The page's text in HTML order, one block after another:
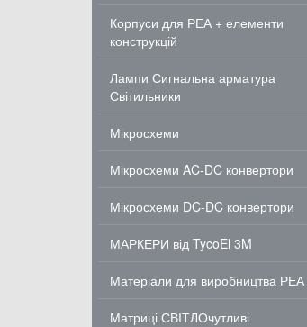
Корпуси для РЕА + елементи
конструкцій
Лампи Сигнальна арматура
Світильники
Мікросхеми
Мікросхеми AC-DC конвертори
Мікросхеми DC-DC конвертори
МАРКЕРИ від TycoEl 3M
Матеріали для виробництва РЕА
Матриці СВІТЛОчутливі